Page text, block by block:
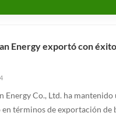
Energy exportó con
Energy Co., Ltd. ha
en términos de exportación de